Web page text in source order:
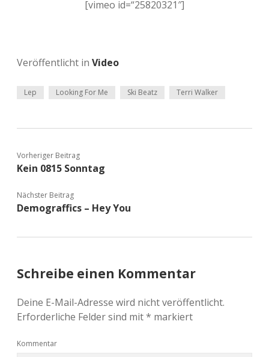
[vimeo id=“25820321″]
Veröffentlicht in Video
Lep Looking For Me Ski Beatz Terri Walker
Vorheriger Beitrag
Kein 0815 Sonntag
Nächster Beitrag
Demograffics – Hey You
Schreibe einen Kommentar
Deine E-Mail-Adresse wird nicht veröffentlicht.
Erforderliche Felder sind mit* markiert
Kommentar